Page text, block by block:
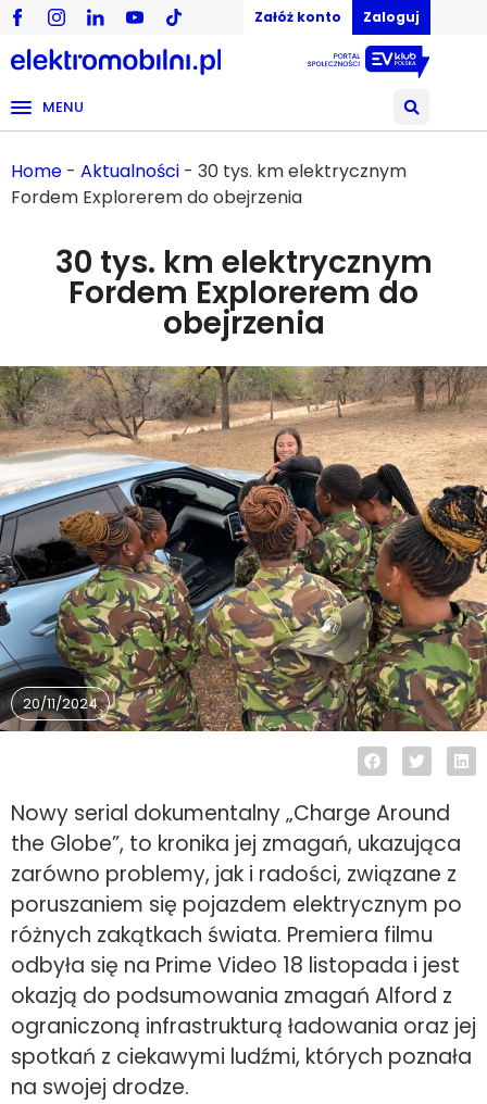
Załóż konto Zaloguj
MENU
Home - Aktualności - 30 tys. km elektrycznym
Fordem Explorerem do obejrzenia
30 tys. km elektrycznym
Fordem Explorerem do
obejrzenia
20/11/2024
Nowy serial dokumentalny „Charge Around
the Globe”, to kronika jej zmagań, ukazująca
zarówno problemy, jak i radości, związane z
poruszaniem się pojazdem elektrycznym po
różnych zakątkach świata. Premiera filmu
odbyła się na Prime Video 18 listopada i jest
okazją do podsumowania zmagań Alford z
ograniczoną infrastrukturą ładowania oraz jej
spotkań z ciekawymi ludźmi, których poznała
na swojej drodze.